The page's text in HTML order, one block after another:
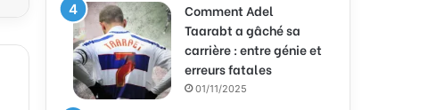
Comment Adel
Taarabt a gâché sa
carrière : entre génie et
erreurs fatales
01/11/2025